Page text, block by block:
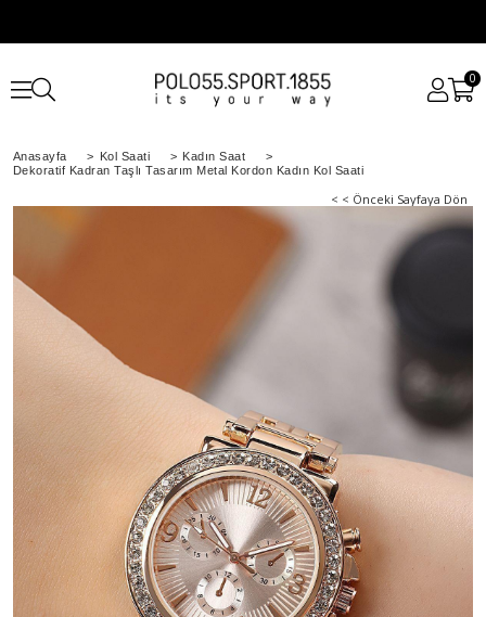
0
Anasayfa > Kol Saati > Kadın Saat
>
Dekoratif Kadran Taşlı Tasarım Metal Kordon Kadın Kol Saati
< < Önceki Sayfaya Dön